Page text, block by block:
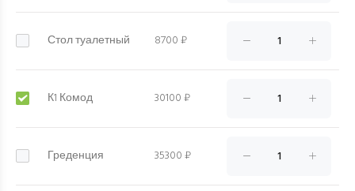
Стол туалетный 8700 ₽
К1 Комод 30100 ₽
Греденция 35300 ₽